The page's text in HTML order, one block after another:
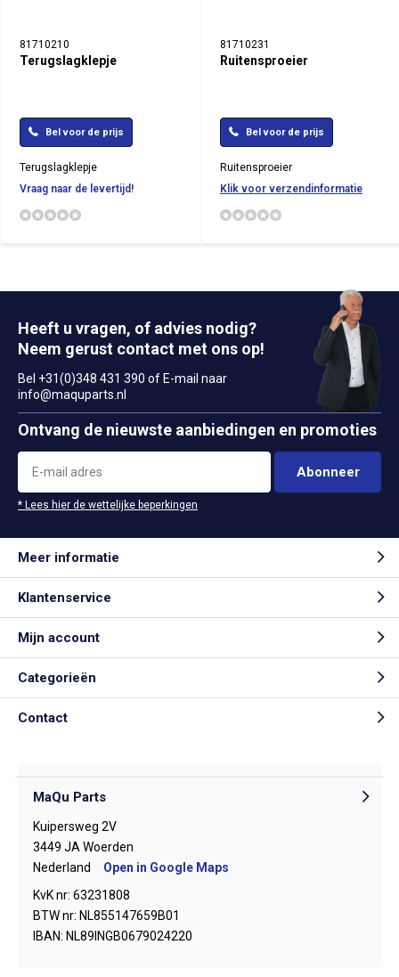
81710210
Terugslagklepje
Bel voor de prijs
Terugslagklepje
Vraag naar de levertijd!
81710231
Ruitensproeier
Bel voor de prijs
Ruitensproeier
Klik voor verzendinformatie
Heeft u vragen, of advies nodig?
Neem gerust contact met ons op!
Bel +31(0)348 431 390 of E-mail naar
info@maquparts.nl
Ontvang de nieuwste aanbiedingen en promoties
Abonneer
* Lees hier de wettelijke beperkingen
Meer informatie
Klantenservice
Mijn account
Categorieën
Contact
MaQu Parts
Kuipersweg 2V
3449 JA Woerden
Nederland
Open in Google Maps
KvK nr: 63231808
BTW nr: NL855147659B01
IBAN: NL89INGB0679024220